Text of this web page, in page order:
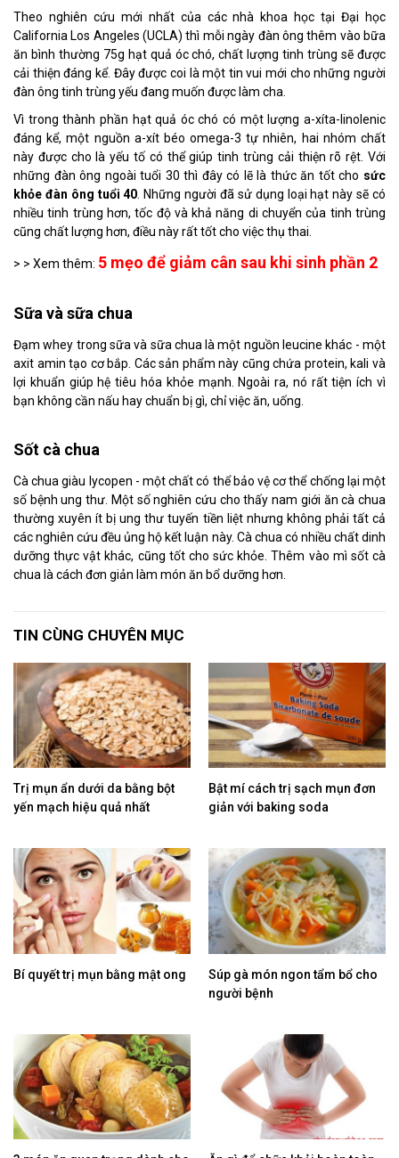
Theo nghiên cứu mới nhất của các nhà khoa học tại Đại học
California Los Angeles (UCLA) thì mỗi ngày đàn ông thêm vào bữa
ăn bình thường 75g hạt quả óc chó, chất lượng tinh trùng sẽ được
cải thiện đáng kể. Đây được coi là một tin vui mới cho những người
đàn ông tinh trùng yếu đang muốn được làm cha.
Vì trong thành phần hạt quả óc chó có một lượng a-xíta-linolenic
đáng kể, một nguồn a-xít béo omega-3 tự nhiên, hai nhóm chất
này được cho là yếu tố có thể giúp tinh trùng cải thiện rõ rệt. Với
những đàn ông ngoài tuổi 30 thì đây có lẽ là thức ăn tốt cho sức
khỏe đàn ông tuổi 40 . Những người đã sử dụng loại hạt này sẽ có
nhiều tinh trùng hơn, tốc độ và khả năng di chuyển của tinh trùng
cũng chất lượng hơn, điều này rất tốt cho việc thụ thai.
> > Xem thêm: 5 mẹo để giảm cân sau khi sinh phần 2
Sữa và sữa chua
Đạm whey trong sữa và sữa chua là một nguồn leucine khác - một
axit amin tạo cơ bắp. Các sản phẩm này cũng chứa protein, kali và
lợi khuẩn giúp hệ tiêu hóa khỏe mạnh. Ngoài ra, nó rất tiện ích vì
bạn không cần nấu hay chuẩn bị gì, chỉ việc ăn, uống.
Sốt cà chua
Cà chua giàu lycopen - một chất có thể bảo vệ cơ thể chống lại một
số bệnh ung thư. Một số nghiên cứu cho thấy nam giới ăn cà chua
thường xuyên ít bị ung thư tuyến tiền liệt nhưng không phải tất cả
các nghiên cứu đều ủng hộ kết luận này. Cà chua có nhiều chất dinh
dưỡng thực vật khác, cũng tốt cho sức khỏe. Thêm vào mì sốt cà
chua là cách đơn giản làm món ăn bổ dưỡng hơn.
TIN CÙNG CHUYÊN MỤC
Trị mụn ẩn dưới da bằng bột
yến mạch hiệu quả nhất
Bật mí cách trị sạch mụn đơn
giản với baking soda
Bí quyết trị mụn bằng mật ong
Súp gà món ngon tẩm bổ cho
người bệnh